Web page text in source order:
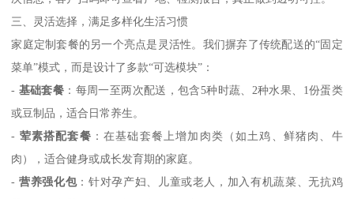
三、灵活选择，满足多样化生活习惯
家庭定制套餐的另一个亮点是灵活性。我们摒弃了传统配送的“固定
菜单”模式，而是设计了多款“可选模块”：
- 基础套餐 ：每周一至两次配送，包含5种时蔬、2种水果、1份蛋类
或豆制品，适合日常养生。
- 荤素搭配套餐 ：在基础套餐上增加肉类（如土鸡、鲜猪肉、牛
肉），适合健身或成长发育期的家庭。
- 营养强化包：针对孕产妇、儿童或老人，加入有机蔬菜、无抗鸡